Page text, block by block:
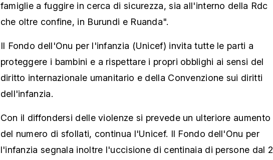
famiglie a fuggire in cerca di sicurezza, sia all'interno della Rdc
che oltre confine, in Burundi e Ruanda".
Il Fondo dell'Onu per l'infanzia (Unicef) invita tutte le parti a
proteggere i bambini e a rispettare i propri obblighi ai sensi del
diritto internazionale umanitario e della Convenzione sui diritti
dell'infanzia.
Con il diffondersi delle violenze si prevede un ulteriore aumento
del numero di sfollati, continua l'Unicef. Il Fondo dell'Onu per
l'infanzia segnala inoltre l'uccisione di centinaia di persone dal 2